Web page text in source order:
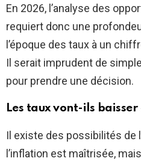
En 2026, l’analyse des
requiert donc une
l’époque des taux à un
Il serait imprudent de
pour prendre une décision.
Les taux vont-ils baisser
Il existe des possibilités de
l’inflation est maîtrisée,